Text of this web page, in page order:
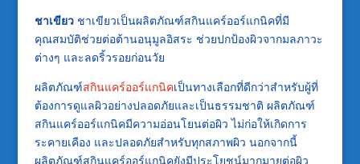
ชาเขียวชาเขียวเป็นผลิตภัณฑ์สกินแคร์ออร์แกนิคที่มี
คุณสมบัติช่วยต่อต้านอนุมูลอิสระ ช่วยปกป้องผิวจากมลภาวะ
ต่างๆ และลดริ้วรอยก่อนวัย
ผลิตภัณฑ์สกินแคร์ออร์แกนิคเป็นทางเลือกที่ดีกว่าสำหรับผู้ที่
ต้องการดูแลผิวอย่างปลอดภัยและเป็นธรรมชาติ ผลิตภัณฑ์
สกินแคร์ออร์แกนิคมีความอ่อนโยนต่อผิว ไม่ก่อให้เกิดการ
ระคายเคือง และปลอดภัยสำหรับทุกสภาพผิว นอกจากนี้
ผลิตภัณฑ์สกินแคร์ออร์แกนิคยังมีประโยชน์มากมายต่อผิว